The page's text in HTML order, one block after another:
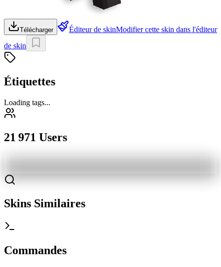
Télécharger Éditeur de skinModifier cette skin dans l'éditeur
de skin
Étiquettes
Loading tags...
21 971 Users
Skins Similaires
Commandes